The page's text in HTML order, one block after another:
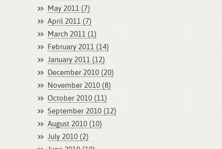
May 2011 (7)
April 2011 (7)
March 2011 (1)
February 2011 (14)
January 2011 (12)
December 2010 (20)
November 2010 (8)
October 2010 (11)
September 2010 (12)
August 2010 (10)
July 2010 (2)